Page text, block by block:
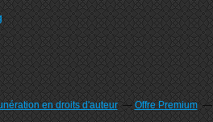
en droits d'auteur Offre Premium